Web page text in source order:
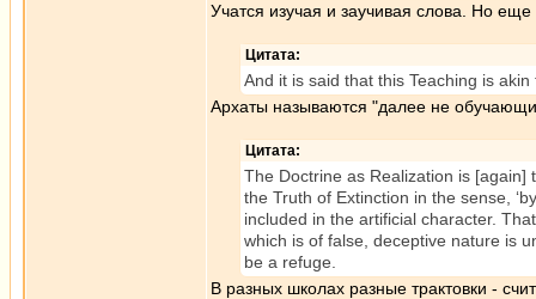
Учатся изучая и заучивая слова. Но
Цитата:
And it is said that this Teaching is
Архаты называются "далее не
Цитата:
The Doctrine as Realization is
the Truth of Extinction in the sense,
included in the artificial character.
which is of false, deceptive nature is
be a refuge.
В разных школах разные трактовки -